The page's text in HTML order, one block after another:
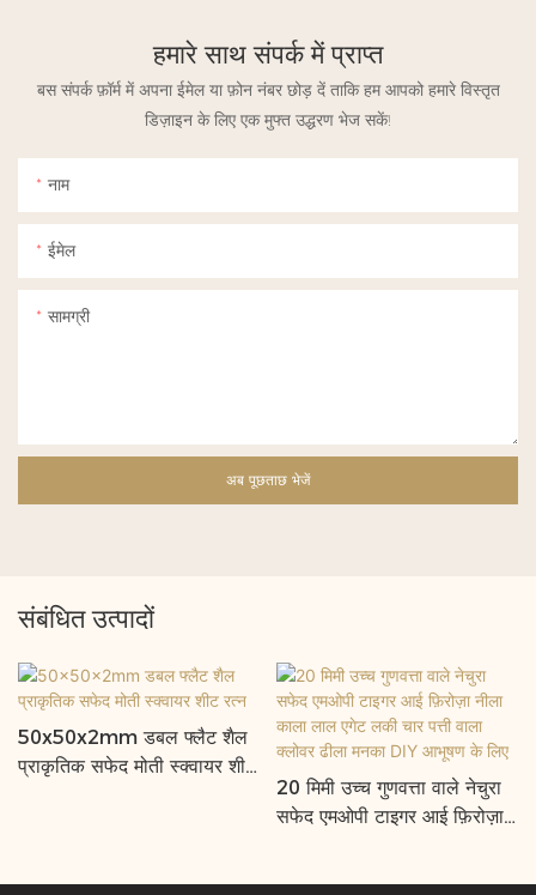
हमारे साथ संपर्क में प्राप्त
बस संपर्क फ़ॉर्म में अपना ईमेल या फ़ोन नंबर छोड़ दें ताकि हम आपको हमारे विस्तृत
डिज़ाइन के लिए एक मुफ्त उद्धरण भेज सकें!
नाम
ईमेल
सामग्री
अब पूछताछ भेजें
संबंधित उत्पादों
50x50x2mm डबल फ्लैट शैल
प्राकृतिक सफेद मोती स्क्वायर शीट
20 मिमी उच्च गुणवत्ता वाले नेचुरा
सफेद एमओपी टाइगर आई फ़िरोज़ा